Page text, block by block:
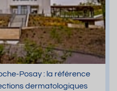
Posay : la référence
dermatologiques